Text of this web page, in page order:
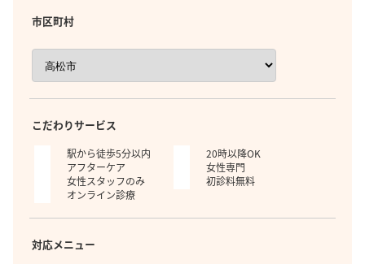
市区町村
こだわりサービス
駅から徒歩5分以内
20時以降OK
アフターケア
女性専門
女性スタッフのみ
初診料無料
オンライン診療
対応メニュー